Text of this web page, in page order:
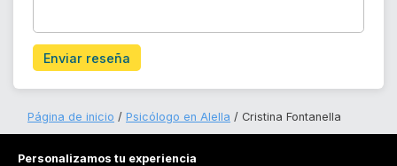
Enviar reseña
Página de inicio Psicólogo en Alella Cristina Fontanella
Personalizamos tu experiencia